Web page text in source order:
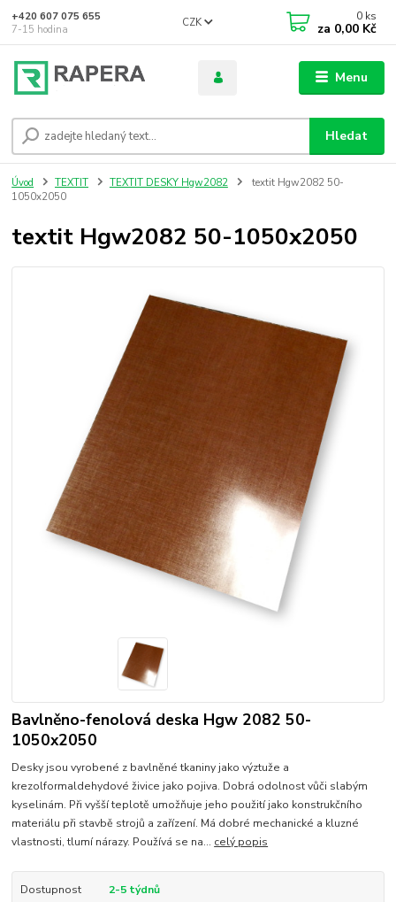
Menu
CZK
Hledat
+420 607 075 655
7-15 hodina
0 ks
za 0,00 Kč
Úvod TEXTIT TEXTIT DESKY Hgw2082
textit Hgw2082 50-
1050x2050
textit Hgw2082 50-1050x2050
Bavlněno-fenolová deska Hgw 2082 50-
1050x2050
Desky jsou vyrobené z bavlněné tkaniny jako výztuže a
krezolformaldehydové živice jako pojiva. Dobrá odolnost vůči slabým
kyselinám. Při vyšší teplotě umožňuje jeho použití jako konstrukčního
materiálu při stavbě strojů a zařízení. Má dobré mechanické a kluzné
vlastnosti, tlumí nárazy. Používá se na... celý popis
Dostupnost 2-5 týdnů